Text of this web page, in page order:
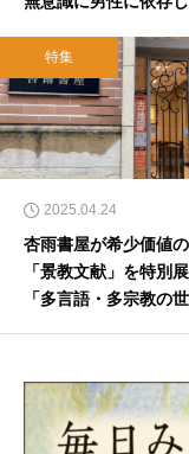
特集
2025.04.24
杏雨書屋が希少価値
「景教文献」を特別
「多言語・多宗教の世